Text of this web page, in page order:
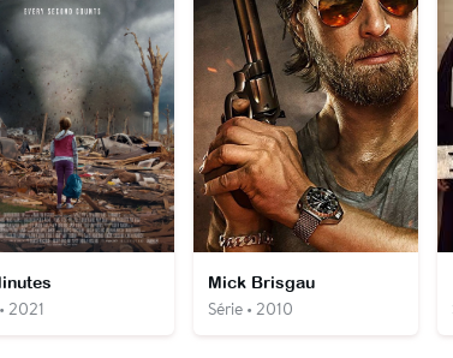
2021
Mick Brisgau
Série • 2010